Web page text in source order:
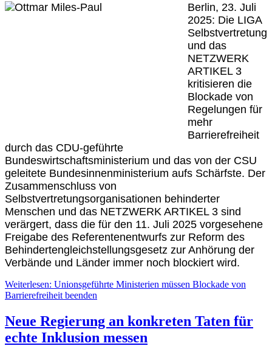
Berlin, 23. Juli
2025: Die LIGA
Selbstvertretung
und das
NETZWERK
ARTIKEL 3
kritisieren die
Blockade von
Regelungen für
mehr
Barrierefreiheit
durch das CDU-geführte
Bundeswirtschaftsministerium und das von der CSU
geleitete Bundesinnenministerium aufs Schärfste. Der
Zusammenschluss von
Selbstvertretungsorganisationen behinderter
Menschen und das NETZWERK ARTIKEL 3 sind
verärgert, dass die für den 11. Juli 2025 vorgesehene
Freigabe des Referentenentwurfs zur Reform des
Behindertengleichstellungsgesetz zur Anhörung der
Verbände und Länder immer noch blockiert wird.
Weiterlesen: Unionsgeführte Ministerien müssen Blockade von
Barrierefreiheit beenden
Neue Regierung an konkreten Taten für
echte Inklusion messen